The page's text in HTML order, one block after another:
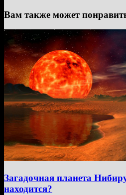
Вам также может
Загадочная планета
находится?